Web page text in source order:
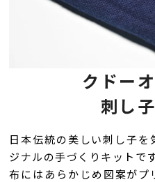
クドー
刺し
日本伝統の美しい刺し子を
ジナルの手づくりキットです
布にはあらかじめ図案がプ